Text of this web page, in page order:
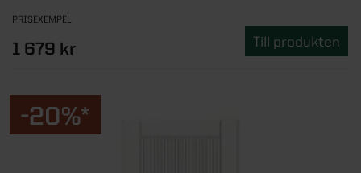
PRISEXEMPEL
1 679 kr Till produkten
-20%*